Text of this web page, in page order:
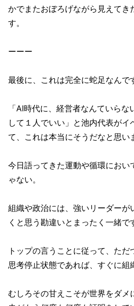
かでまたおぼろげながら見えてき
す。
ーーー
最後に、これは完全に蛇足なんで
「AI時代に、経営者なんていら
して１人でいい」と池内代表がイ
て、これは本当にそうだなと思い
今日語ってきた運動や循環におい
ゃない。
組織や政治には、強いリーダーが
くと思う勘違いとまったく一緒で
トップの言うことに従って、ただ
思考停止状態であれば、すぐに組
むしろその甘えこそが世界をダメ